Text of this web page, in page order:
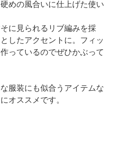
めの風合いに仕上げた使い
に見られるリブ編みを採
したアクセントに。フィッ
っているのでぜひかぶって
服装にも似合うアイテムな
オススメです。